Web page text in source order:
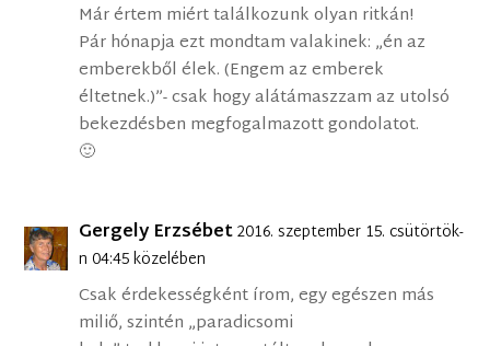
Már értem miért találkozunk olyan ritkán!
Pár hónapja ezt mondtam valakinek: „én az
emberekből élek. (Engem az emberek
éltetnek.)”- csak hogy alátámaszzam az utolsó
bekezdésben megfogalmazott gondolatot.
🙂
Gergely Erzsébet2016. szeptember 15. csütörtök-
n 04:45 közelében
Csak érdekességként írom, egy egészen más
miliő, szintén „paradicsomi